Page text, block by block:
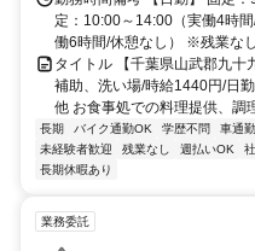
定：10:00～14:00（実働4時
働6時間/休憩なし） ※残業なし
タイトル 【千葉県山武郡九十
補助、洗い場/時給1440円/日
他 お食事処での料理提供、調
長期 バイク通勤OK 学歴不問 車通
未経験者歓迎
残業なし 週払いOK
長期休暇あり
業務委託